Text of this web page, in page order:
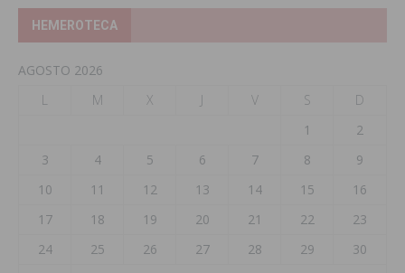
HEMEROTECA
AGOSTO 2026
L
M X J V S
D
1
2
3
4 5 6 7 8
9
10
11 12 13 14 15
16
17
18 19 20 21 22
23
24
25 26 27 28 29
30